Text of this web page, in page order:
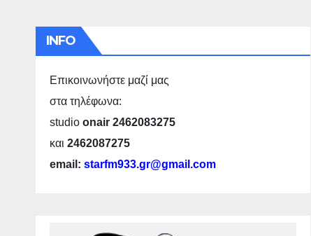
INFO
Επικοινωνήστε μαζί μας
στα τηλέφωνα:
studio onair 2462083275
και 2462087275
email: starfm933.gr@gmail.com